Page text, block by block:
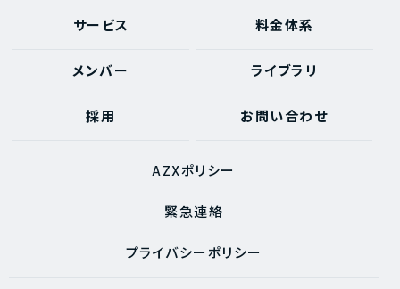
サービス 料金体系
メンバー ライブラリ
採用 お問い合わせ
AZXポリシー
緊急連絡
プライバシーポリシー